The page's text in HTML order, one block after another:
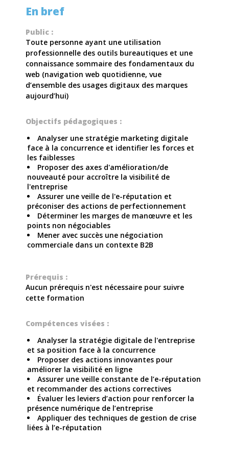
En bref
Public :
Toute personne ayant une utilisation
professionnelle des outils bureautiques et une
connaissance sommaire des fondamentaux du
web (navigation web quotidienne, vue
d’ensemble des usages digitaux des marques
aujourd’hui)
Objectifs pédagogiques :
Analyser une stratégie marketing digitale
face à la concurrence et identifier les forces et
les faiblesses
Proposer des axes d'amélioration/de
nouveauté pour accroître la visibilité de
l'entreprise
Assurer une veille de l'e-réputation et
préconiser des actions de perfectionnement
Déterminer les marges de manœuvre et les
points non négociables
Mener avec succès une négociation
commerciale dans un contexte B2B
Prérequis :
Aucun prérequis n'est nécessaire pour suivre
cette formation
Compétences visées :
Analyser la stratégie digitale de l'entreprise
et sa position face à la concurrence
Proposer des actions innovantes pour
améliorer la visibilité en ligne
Assurer une veille constante de l’e-réputation
et recommander des actions correctives
Évaluer les leviers d’action pour renforcer la
présence numérique de l’entreprise
Appliquer des techniques de gestion de crise
liées à l’e-réputation